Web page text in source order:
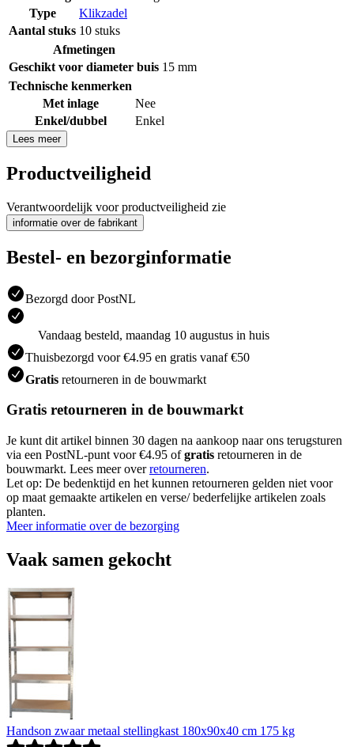
Type
Klikzadel
Aantal stuks 10 stuks
Afmetingen
Geschikt voor diameter buis 15 mm
Technische kenmerken
Met inlage
Nee
Enkel/dubbel
Enkel
Lees meer
Productveiligheid
Verantwoordelijk voor productveiligheid zie
informatie over de fabrikant
Bestel- en bezorginformatie
Bezorgd door PostNL
Vandaag besteld, maandag 10 augustus in huis
Thuisbezorgd voor €4.95 en gratis vanaf €50
Gratis retourneren in de bouwmarkt
Gratis retourneren in de bouwmarkt
Je kunt dit artikel binnen 30 dagen na aankoop naar ons terugsturen
via een PostNL-punt voor €4.95 ofgratis retourneren in de
bouwmarkt. Lees meer overretourneren.
Let op: De bedenktijd en het kunnen retourneren gelden niet voor
op maat gemaakte artikelen en verse/ bederfelijke artikelen zoals
planten.
Meer informatie over de bezorging
Vaak samen gekocht
Handson zwaar metaal stellingkast 180x90x40 cm 175 kg